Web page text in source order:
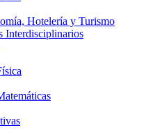
Hotelería y Turismo
Interdisciplinarios